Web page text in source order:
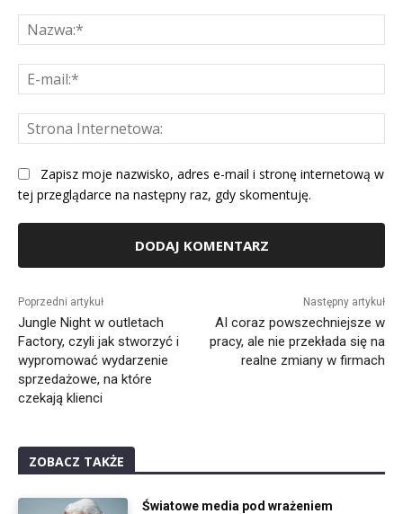
Zapisz moje nazwisko, adres e-mail i stronę internetową w
tej przeglądarce na następny raz, gdy skomentuję.
Poprzedni artykuł
Jungle Night w outletach
Factory, czyli jak stworzyć i
wypromować wydarzenie
sprzedażowe, na które
czekają klienci
Następny artykuł
AI coraz powszechniejsze w
pracy, ale nie przekłada się na
realne zmiany w firmach
ZOBACZ TAKŻE
Światowe media pod wrażeniem